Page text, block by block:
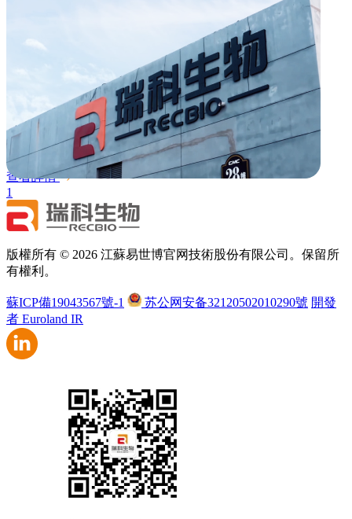
所有類型
02
2026.03
2026年拉曼光譜儀採購專案
查看詳情
1
版權所有 © 2026 江蘇易世博官网技術股份有限公司。保留所
有權利。
蘇ICP備19043567號-1 苏公网安备32120502010290號 開發
者 Euroland IR